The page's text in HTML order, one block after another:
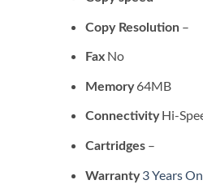
CopyResolution –
FaxNo
Memory64MB
ConnectivityHi-
Cartridges–
Warranty 3 Years